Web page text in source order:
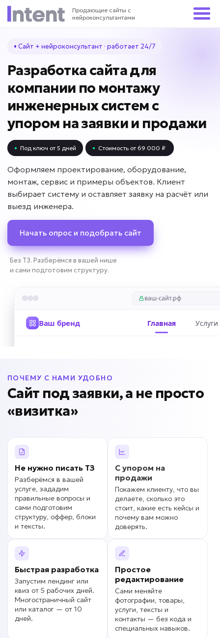
Продающие сайты с
нейроконсультантами
• Сайт + нейроконсультант · работает 24/7
Разработка сайта для
компании по монтажу
инженерных систем с
упором на заявки и продажи
• Под ключ от 5 дней • Стоимость от 69 000 ₽
Оформляем проектирование, оборудование,
монтаж, сервис и примеры объектов. Клиент
выбирает систему и оставляет заявку на расчёт или
выезд инженера.
Начать опрос и подобрать сайт
Без ТЗ. Разберёмся в вашей нише
и сами подготовим структуру.
ПОЧЕМУ С НАМИ УДОБНО
Сайт под заявки, а не просто
«визитка»
Не нужно писать ТЗ
Разберёмся в вашей
услуге, зададим
правильные вопросы и
сами подготовим
структуру, оффер, блоки
и тексты.
С упором на
продажи
Покажем клиенту, что вы
делаете, сколько это
стоит, какие есть кейсы и
почему вам можно
доверять.
Быстрая разработка
Запустим лендинг или
квиз от 5 рабочих дней.
Многостраничный сайт
или каталог — от 10
дней.
Простое
редактирование
Сами меняйте
фотографии, товары,
услуги, тексты и
контакты — без кода и
специальных навыков.